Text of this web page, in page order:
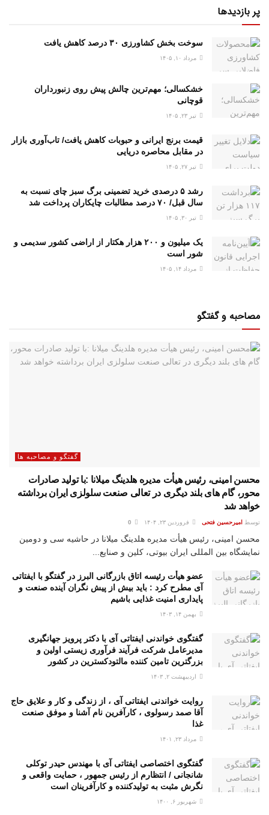
پر بازدیدها
سوخت بخش کشاورزی ۳۰ درصد کاهش یافت
مرداد ۱۰, ۱۴۰۵
خشکسالی؛ مهم‌ترین چالش پیش روی زنبورداران
قوچانی
تیر ۲۳, ۱۴۰۵
قیمت برنج ایرانی و حبوبات کاهش یافت/ تاب‌آوری بازار
در مقابل محاصره دریایی
تیر ۲۷, ۱۴۰۵
رشد ۵ درصدی خرید تضمینی برگ سبز چای نسبت به
سال قبل/ ۷۰ درصد مطالبات چایکاران پرداخت شد
تیر ۳۰, ۱۴۰۵
یک میلیون و ۲۰۰ هزار هکتار از اراضی کشور سدیمی و
شور است
مرداد ۱۴, ۱۴۰۵
مصاحبه و گفتگو
گفتگو و مصاحبه ها
محسن امینی، رئیس هیأت مدیره هلدینگ میلانا :با تولید صادرات
محور، گام های بلند دیگری در تعالی صنعت سلولزی ایران برداشته
خواهد شد
توسط امیرحسین فتحی فروردین ۲۳, ۱۴۰۴
محسن امینی، رئیس هیأت مدیره هلدینگ میلانا در حاشیه سی و دومین
نمایشگاه بین المللی ایران بیوتی، کلین و صنایع...
عضو هیأت رئیسه اتاق بازرگانی البرز در گفتگو با ایفتاتی
آی مطرح کرد : باید بیش از پیش نگران آینده صنعت و
پایداری امنیت غذایی باشیم
بهمن ۱۴, ۱۴۰۳
گفتگوی خواندنی ایفتاتی آی با دکتر پرویز جهانگیری
مدیرعامل شرکت فرآیند فرآوری زیستی اولین و
بزرگترین تامین کننده مالتودکسترین در کشور
اردیبهشت ۲, ۱۴۰۳
روایت خواندنی ایفتاتی آی ، از زندگی و کار و علایق حاج
آقا صمد رسولوی ، کارآفرین نام آشنا و موفق صنعت
غذا
مرداد ۲۳, ۱۴۰۱
گفتگوی اختصاصی ایفتاتی آی با مهندس حیدر توکلی
شانجانی / انتظارم از رئیس جمهور ، حمایت واقعی و
نگرش مثبت به تولیدکننده و کارآفرینان است
شهریور ۶, ۱۴۰۰